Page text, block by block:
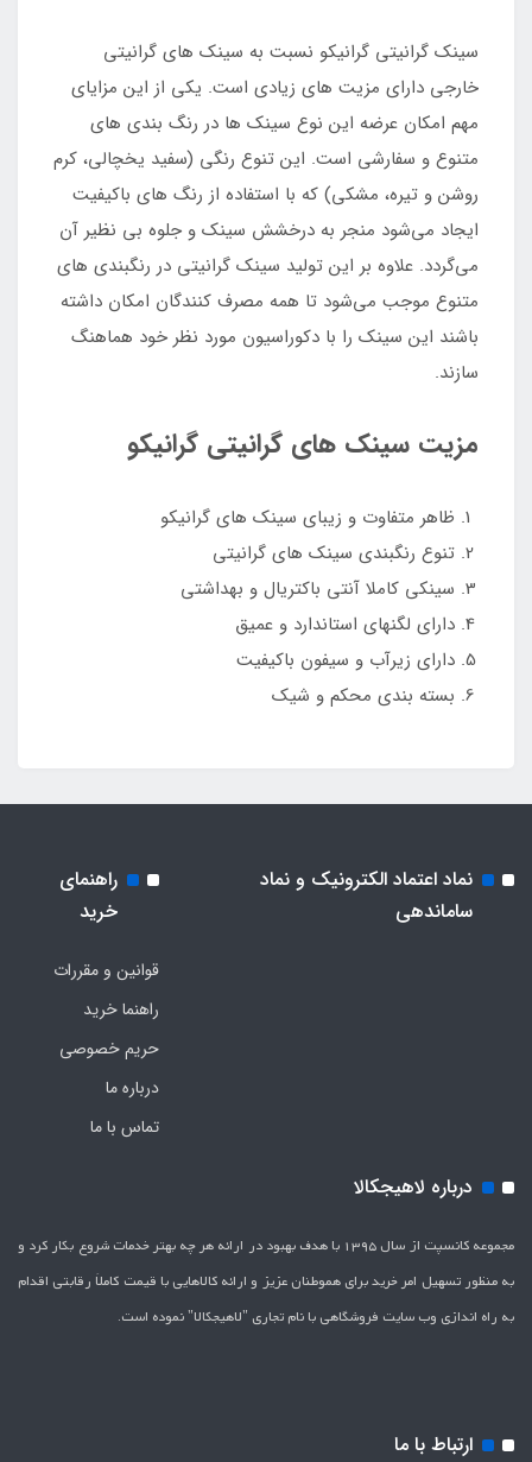
سینک گرانیتی گرانیکو نسبت به سینک های گرانیتی
خارجی دارای مزیت های زیادی است. یکی از این مزایای
مهم امکان عرضه این نوع سینک ها در رنگ بندی های
متنوع و سفارشی است. این تنوع رنگی (سفید یخچالی، کرم
روشن و تیره، مشکی) که با استفاده از رنگ های باکیفیت
ایجاد می‌شود منجر به درخشش سینک و جلوه بی نظیر آن
می‌گردد. علاوه بر این تولید سینک گرانیتی در رنگبندی های
متنوع موجب می‌شود تا همه مصرف کنندگان امکان داشته
باشند این سینک را با دکوراسیون مورد نظر خود هماهنگ
سازند.
مزیت سینک های گرانیتی گرانیکو
ظاهر متفاوت و زیبای سینک های گرانیکو
تنوع رنگبندی سینک های گرانیتی
سینکی کاملا آنتی باکتریال و بهداشتی
دارای لگنهای استاندارد و عمیق
دارای زیرآب و سیفون باکیفیت
بسته بندی محکم و شیک
نماد اعتماد الکترونیک و نماد
ساماندهی
راهنمای
خرید
قوانین و مقررات
راهنما خرید
حریم خصوصی
درباره ما
تماس با ما
درباره لاهیجکالا
مجموعه کانسپت از سال 1395 با هدف بهبود در ارائه هر چه بهتر خدمات شروع بکار کرد و
به منظور تسهیل امر خرید برای هموطنان عزیز و ارائه کالاهایی با قیمت کاملاَ رقابتی اقدام
به راه اندازی وب سایت فروشگاهی با نام تجاری "لاهیج­کالا" نموده است.
ارتباط با ما